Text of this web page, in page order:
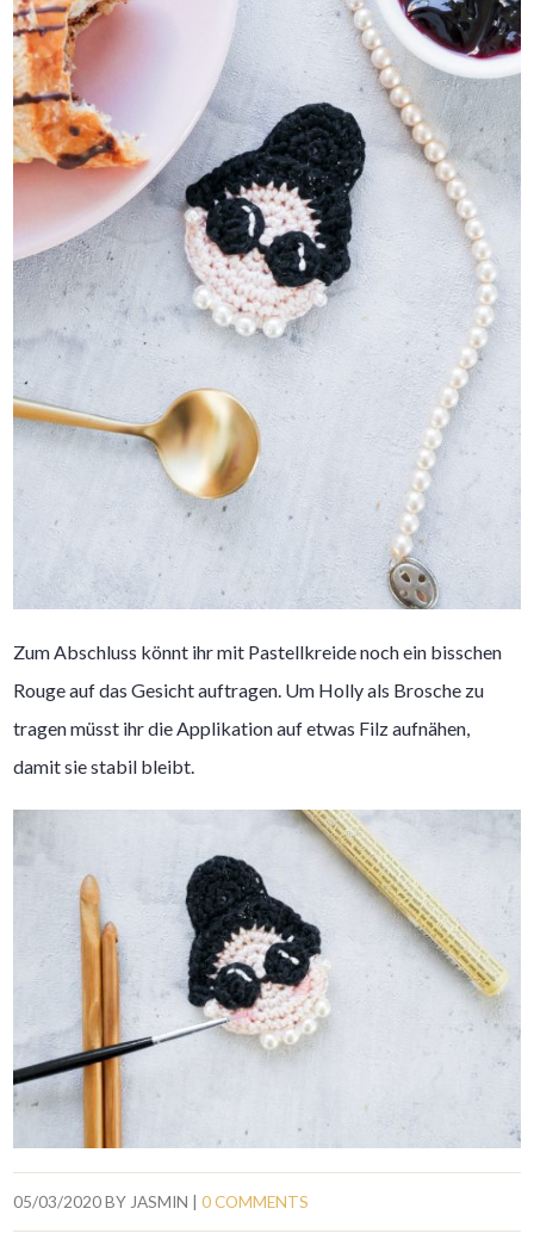
Zum Abschluss könnt ihr mit Pastellkreide noch ein bisschen
Rouge auf das Gesicht auftragen. Um Holly als Brosche zu
tragen müsst ihr die Applikation auf etwas Filz aufnähen,
damit sie stabil bleibt.
05/03/2020BY JASMIN |0 COMMENTS